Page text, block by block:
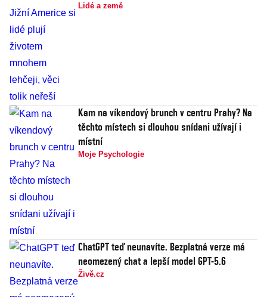
Lidé a země
Kam na víkendový brunch v centru Prahy? Na
těchto místech si dlouhou snídani užívají i
místní
Moje Psychologie
ChatGPT teď neunavíte. Bezplatná verze má
neomezený chat a lepší model GPT-5.6
Živě.cz